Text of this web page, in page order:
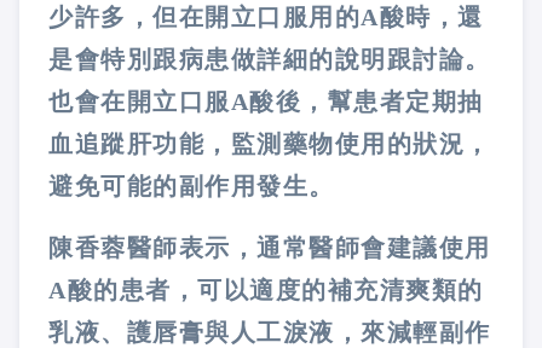
少許多，但在開立口服用的A酸時，還
是會特別跟病患做詳細的說明跟討論。
也會在開立口服A酸後，幫患者定期抽
血追蹤肝功能，監測藥物使用的狀況，
避免可能的副作用發生。
陳香蓉醫師表示，通常醫師會建議使用
A酸的患者，可以適度的補充清爽類的
乳液、護唇膏與人工淚液，來減輕副作